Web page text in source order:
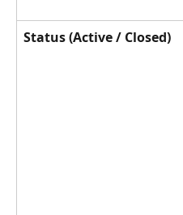
Status (Active / Closed)